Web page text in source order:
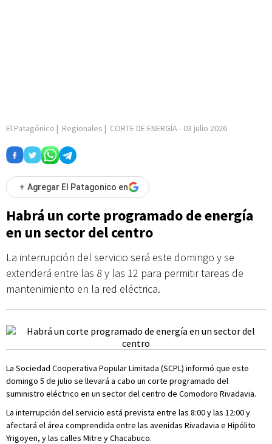
El Patagónico | Regionales | CORTE DE ENERGÍA- 03 julio 2026
+ Agregar El Patagonico en
Habrá un corte programado de energía
en un sector del centro
La interrupción del servicio será este domingo y se
extenderá entre las 8 y las 12 para permitir tareas de
mantenimiento en la red eléctrica.
La Sociedad Cooperativa Popular Limitada (SCPL) informó que este
domingo 5 de julio se llevará a cabo un corte programado del
suministro eléctrico en un sector del centro de Comodoro Rivadavia.
La interrupción del servicio está prevista entre las 8:00 y las 12:00 y
afectará el área comprendida entre las avenidas Rivadavia e Hipólito
Yrigoyen, y las calles Mitre y Chacabuco.